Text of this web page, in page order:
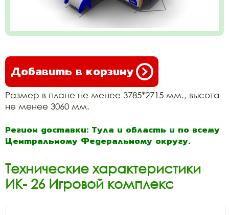
Добавить в корзину
Размер в плане не менее 3785*2715 мм., высота
не менее 3060 мм.
Регион доставки: Тула и область и по всему
Центральному Федеральному округу.
Технические характеристики
ИК- 26 Игровой комплекс